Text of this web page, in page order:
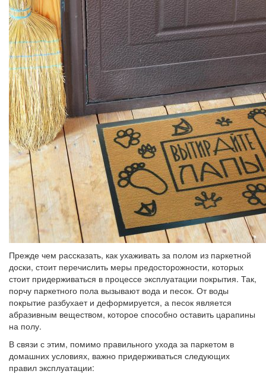
Прежде чем рассказать, как ухаживать за полом из паркетной
доски, стоит перечислить меры предосторожности, которых
стоит придерживаться в процессе эксплуатации покрытия. Так,
порчу паркетного пола вызывают вода и песок. От воды
покрытие разбухает и деформируется, а песок является
абразивным веществом, которое способно оставить царапины
на полу.
В связи с этим, помимо правильного ухода за паркетом в
домашних условиях, важно придерживаться следующих
правил эксплуатации: